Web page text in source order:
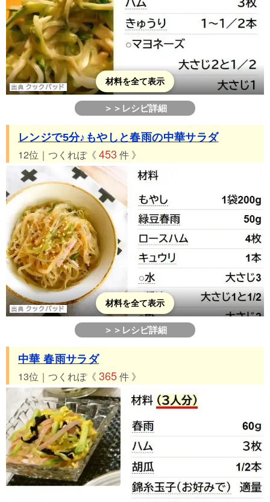
材料を全て表示
＞＞レシピ詳細
レンジで5分♪もやしと春雨の中華サラダ
12位｜つくれぽ《 453 件 》
材料を全て表示
＞＞レシピ詳細
中華 春雨サラダ
13位｜つくれぽ《 365件 》